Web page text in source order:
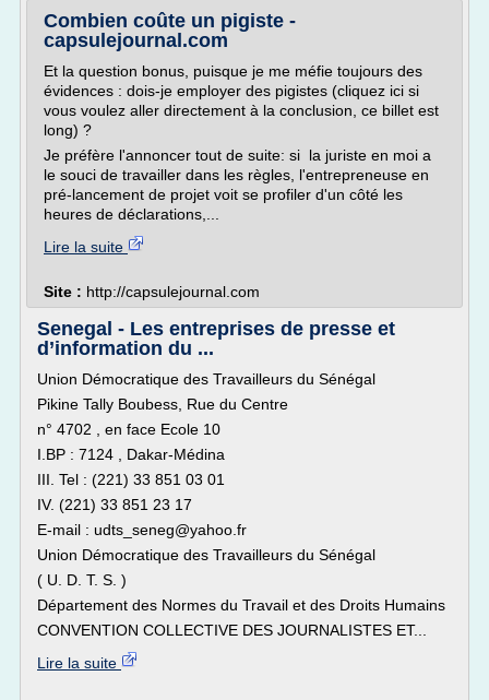
Combien coûte un pigiste -
capsulejournal.com
Et la question bonus, puisque je me méfie toujours des
évidences : dois-je employer des pigistes (cliquez ici si
vous voulez aller directement à la conclusion, ce billet est
long) ?
Je préfère l'annoncer tout de suite: si la juriste en moi a
le souci de travailler dans les règles, l'entrepreneuse en
pré-lancement de projet voit se profiler d'un côté les
heures de déclarations,...
Lire la suite
Site : http://capsulejournal.com
Senegal - Les entreprises de presse et
d’information du ...
Union Démocratique des Travailleurs du Sénégal
Pikine Tally Boubess, Rue du Centre
n° 4702 , en face Ecole 10
I.BP : 7124 , Dakar-Médina
III. Tel : (221) 33 851 03 01
IV. (221) 33 851 23 17
E-mail : udts_seneg@yahoo.fr
Union Démocratique des Travailleurs du Sénégal
( U. D. T. S. )
Département des Normes du Travail et des Droits Humains
CONVENTION COLLECTIVE DES JOURNALISTES ET...
Lire la suite